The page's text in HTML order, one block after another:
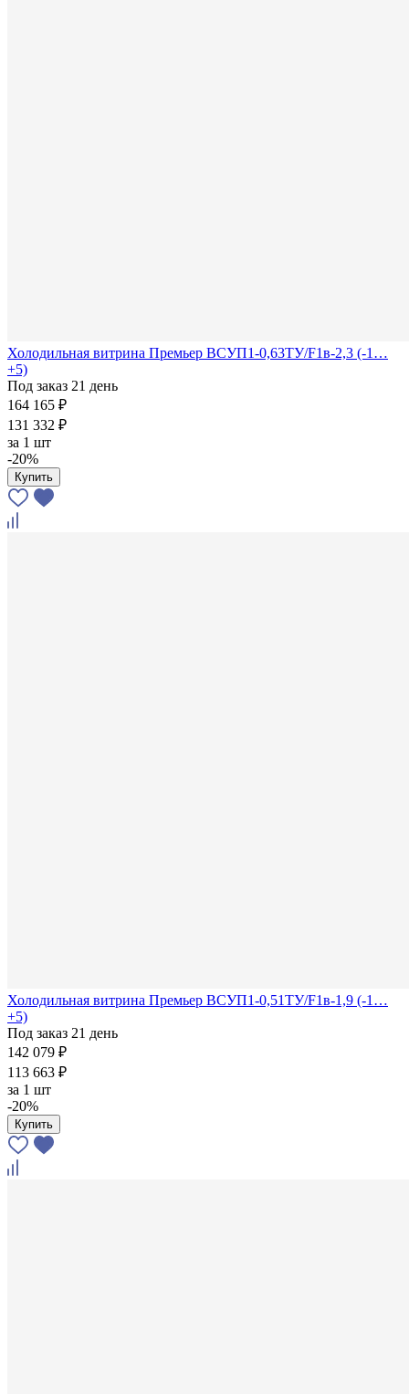
Холодильная витрина Премьер ВСУП1-0,63ТУ/F1в-2,3 (-1…
+5)
Под заказ 21 день
164 165 ₽
131 332 ₽
за 1 шт
-20%
Купить
Холодильная витрина Премьер ВСУП1-0,51ТУ/F1в-1,9 (-1…
+5)
Под заказ 21 день
142 079 ₽
113 663 ₽
за 1 шт
-20%
Купить